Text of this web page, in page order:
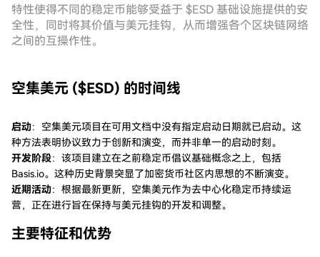
特性使得不同的稳定币能够受益于 $ESD 基础设施提供的安
全性，同时将其价值与美元挂钩，从而增强各个区块链网络
之间的互操作性。
空集美元 ($ESD) 的时间线
启动：空集美元项目在可用文档中没有指定启动日期就已启动。这
种方法表明协议致力于创新和演变，而并非单一的启动时刻。
开发阶段：该项目建立在之前稳定币倡议基础概念之上，包括
Basis.io。这种历史背景突显了加密货币社区内思想的不断演变。
近期活动：根据最新更新，空集美元作为去中心化稳定币持续运
营，正在进行旨在保持与美元挂钩的开发和调整。
主要特征和优势